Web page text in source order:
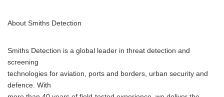
About Smiths Detection
Smiths Detection is a global leader in threat detection and
screening
technologies for aviation, ports and borders, urban security and
defence. With